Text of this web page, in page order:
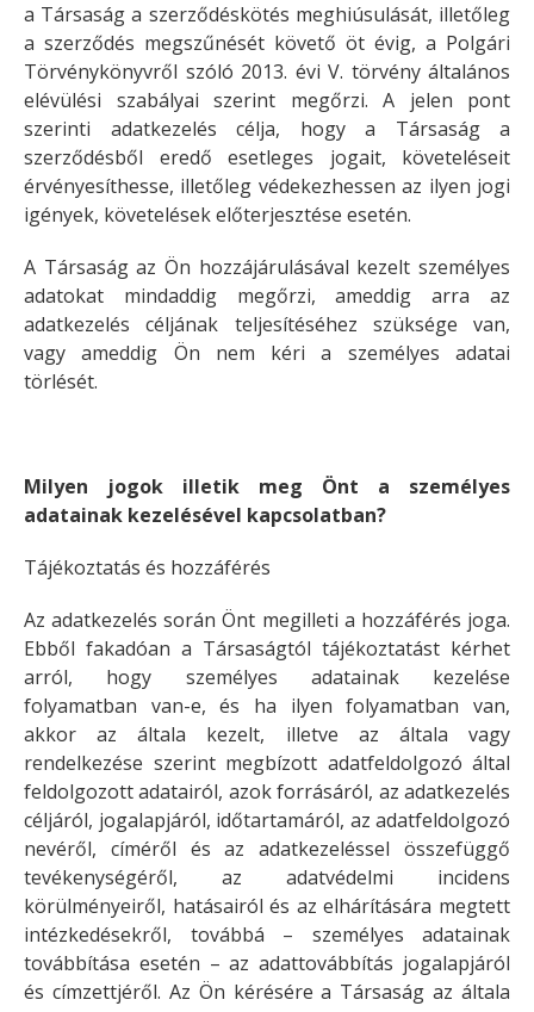
a Társaság a szerződéskötés meghiúsulását, illetőleg
a szerződés megszűnését követő öt évig, a Polgári
Törvénykönyvről szóló 2013. évi V. törvény általános
elévülési szabályai szerint megőrzi. A jelen pont
szerinti adatkezelés célja, hogy a Társaság a
szerződésből eredő esetleges jogait, követeléseit
érvényesíthesse, illetőleg védekezhessen az ilyen jogi
igények, követelések előterjesztése esetén.
A Társaság az Ön hozzájárulásával kezelt személyes
adatokat mindaddig megőrzi, ameddig arra az
adatkezelés céljának teljesítéséhez szüksége van,
vagy ameddig Ön nem kéri a személyes adatai
törlését.
Milyen jogok illetik meg Önt a személyes
adatainak kezelésével kapcsolatban?
Tájékoztatás és hozzáférés
Az adatkezelés során Önt megilleti a hozzáférés joga.
Ebből fakadóan a Társaságtól tájékoztatást kérhet
arról, hogy személyes adatainak kezelése
folyamatban van-e, és ha ilyen folyamatban van,
akkor az általa kezelt, illetve az általa vagy
rendelkezése szerint megbízott adatfeldolgozó által
feldolgozott adatairól, azok forrásáról, az adatkezelés
céljáról, jogalapjáról, időtartamáról, az adatfeldolgozó
nevéről, címéről és az adatkezeléssel összefüggő
tevékenységéről, az adatvédelmi incidens
körülményeiről, hatásairól és az elhárítására megtett
intézkedésekről, továbbá – személyes adatainak
továbbítása esetén – az adattovábbítás jogalapjáról
és címzettjéről. Az Ön kérésére a Társaság az általa